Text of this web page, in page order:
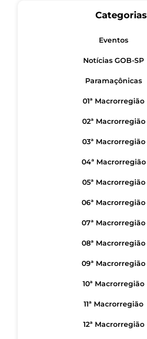
Categorias
Eventos
Notícias GOB-SP
Paramaçônicas
01ª Macrorregião
02ª Macrorregião
03ª Macrorregião
04ª Macrorregião
05ª Macrorregião
06ª Macrorregião
07ª Macrorregião
08ª Macrorregião
09ª Macrorregião
10ª Macrorregião
11ª Macrorregião
12ª Macrorregião